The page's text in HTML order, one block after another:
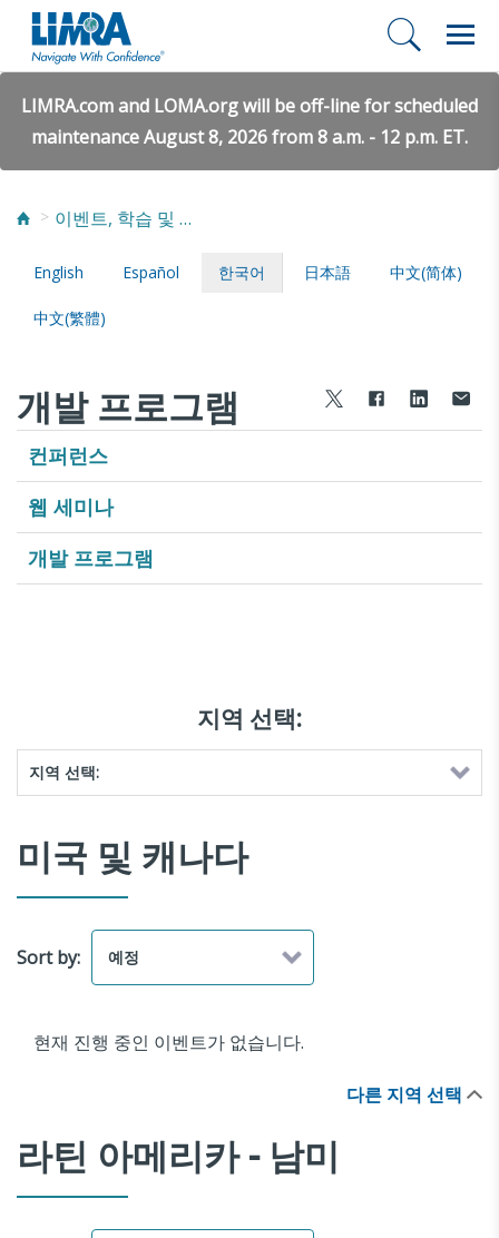
LIMRA.com and LOMA.org will be off-line for scheduled
maintenance August 8, 2026 from 8 a.m. - 12 p.m. ET.
이벤트, 학습 및 네트워킹
English Español 한국어 日本語 中文(简体)
中文(繁體)
개발 프로그램
컨퍼런스
웹 세미나
개발 프로그램
지역 선택:
미국 및 캐나다
Sort by:
현재 진행 중인 이벤트가 없습니다.
다른 지역 선택
라틴 아메리카 - 남미